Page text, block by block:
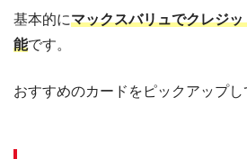
基本的にマックスバリュでクレジ
能です。
おすすめのカードをピックアップし